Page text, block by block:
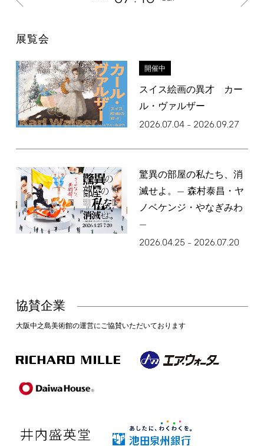
展覧会
開催中
スイス絵画の異才 カー
ル・ヴァルザー
2026.07.04– 2026.09.27
驚異の部屋の私たち、消
滅せよ。— 森村泰昌・ヤ
ノベケンジ・やなぎみわ
—
2026.04.25 – 2026.07.20
協賛企業
大阪中之島美術館の運営にご協賛いただいております